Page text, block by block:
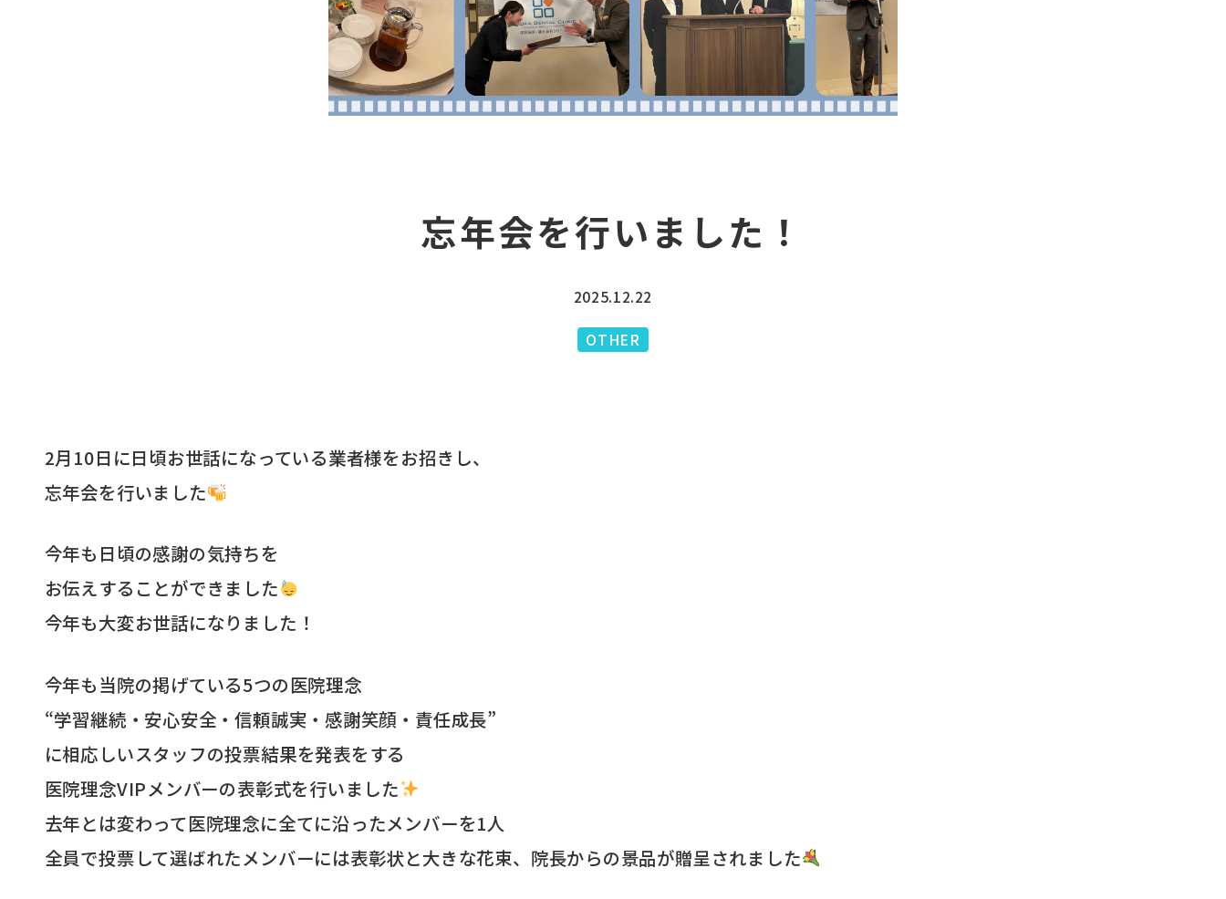
忘年会を行いました！
2025.12.22
OTHER
2月10日に日頃お世話になっている業者様をお招きし、
忘年会を行いました
今年も日頃の感謝の気持ちを
お伝えすることができました
今年も大変お世話になりました！
今年も当院の掲げている5つの医院理念
“学習継続・安心安全・信頼誠実・感謝笑顔・責任成長”
に相応しいスタッフの投票結果を発表をする
医院理念VIPメンバーの表彰式を行いました
去年とは変わって医院理念に全てに沿ったメンバーを1人
全員で投票して選ばれたメンバーには表彰状と大きな花束、院長からの景品が贈呈されました